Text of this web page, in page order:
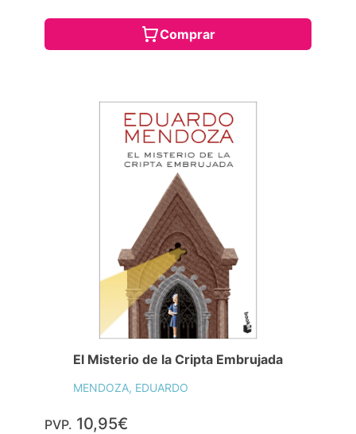
Comprar
El Misterio de la Cripta Embrujada
MENDOZA, EDUARDO
PVP. 10,95€